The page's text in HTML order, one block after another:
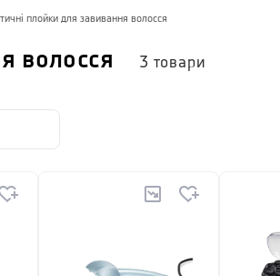
плойки для завивання волосся
волосся 3 товари